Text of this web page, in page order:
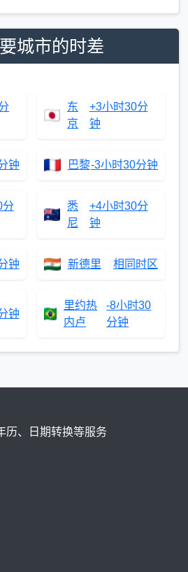
城市的时差
东
京
+3小时30分
钟
钟 巴黎-3小时30分钟
分
悉
尼
+4小时30分
钟
钟 新德里 相同时区
钟
里约热
内卢
-8小时30
分钟
历、日期转换等服务